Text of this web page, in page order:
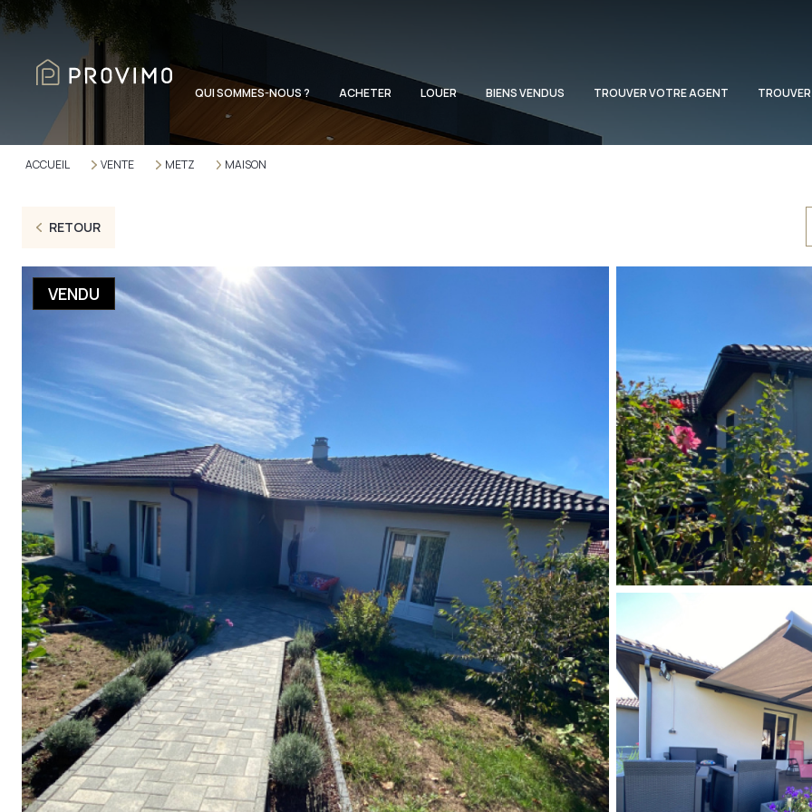
QUI SOMMES-NOUS ? ACHETER LOUER BIENS VENDUS TROUVER VOTRE AGENT
ACCUEIL VENTE METZ MAISON
RETOUR
VENDU